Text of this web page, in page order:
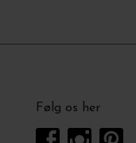
Følg os her